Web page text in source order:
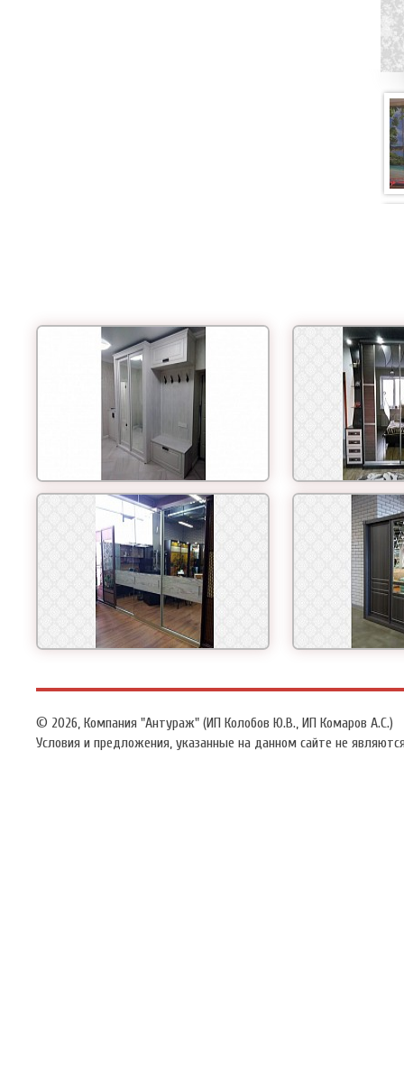
© 2026, Компания "Антураж" (ИП Колобов Ю.В., ИП Комаров А.С.)
Условия и предложения, указанные на данном сайте не